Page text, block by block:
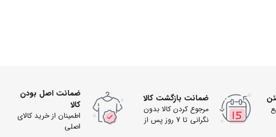
ضمانت بازگشت کالا
مرجوع کردن کالا بدون
نگرانی تا 7 روز پس از
ضمانت اصل بودن
کالا
اطمینان از خرید کالای
اصلی